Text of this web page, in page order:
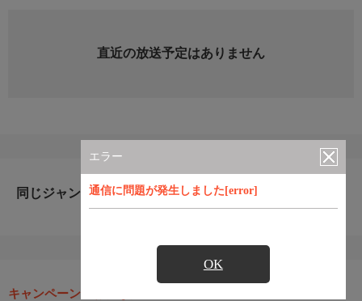
エラー
通信に問題が発生しました[error]
OK
直近の放送予定はありません
同じジャンルのおすすめ番組
キャンペーン・お得な情報